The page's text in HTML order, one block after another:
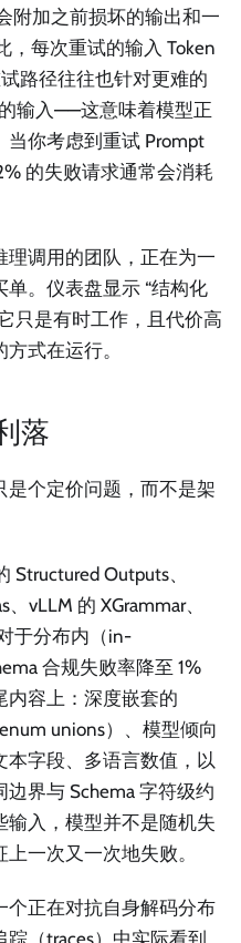
附加之前损坏的输出和一
，每次重试的输入 Token
路径往往也针对更难的
输入——这意味着模型正
你考虑到重试 Prompt
的失败请求通常会消耗
调用的团队，正在为一
。仪表盘显示 “结构化
只是有时工作，且代价高
式在运行。
落
个定价问题，而不是架
Structured Outputs、
vLLM 的 XGrammar、
于分布内（in-
合规失败率降至 1%
内容上：深度嵌套的
unions）、模型倾向
字段、多语言数值，以
界与 Schema 字符级约
输入，模型并不是随机失
一次又一次地失败。
个正在对抗自身解码分布